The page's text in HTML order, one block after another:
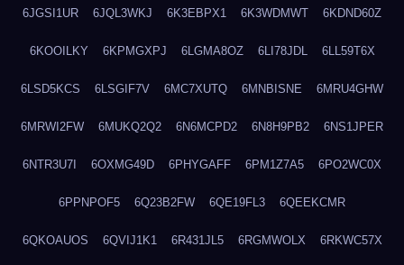
6JGSI1UR 6JQL3WKJ 6K3EBPX1 6K3WDMWT 6KDND60Z
6KOOILKY 6KPMGXPJ 6LGMA8OZ 6LI78JDL 6LL59T6X
6LSD5KCS 6LSGIF7V 6MC7XUTQ 6MNBISNE 6MRU4GHW
6MRWI2FW 6MUKQ2Q2 6N6MCPD2 6N8H9PB2 6NS1JPER
6NTR3U7I 6OXMG49D 6PHYGAFF 6PM1Z7A5 6PO2WC0X
6PPNPOF5 6Q23B2FW 6QE19FL3 6QEEKCMR
6QKOAUOS 6QVIJ1K1 6R431JL5 6RGMWOLX 6RKWC57X